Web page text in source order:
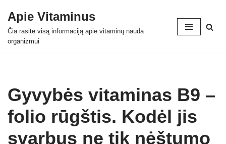
Skip
to
Apie Vitaminus
Čia rasite visą informaciją apie vitaminų nauda
organizmui
Gyvybės vitaminas B9 –
folio rūgštis. Kodėl jis
svarbus ne tik nėštumo